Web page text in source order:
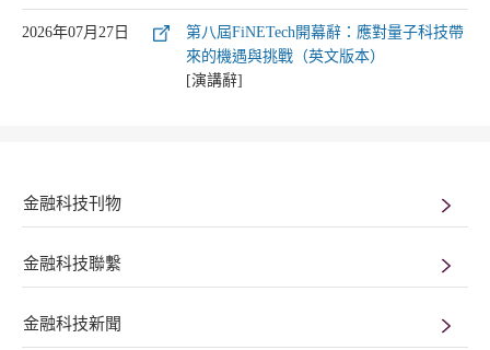
2026年07月27日
第八屆FiNETech開幕辭：應對量子科技帶
來的機遇與挑戰（英文版本）
[演講辭]
金融科技刊物
金融科技聯繫
金融科技新聞